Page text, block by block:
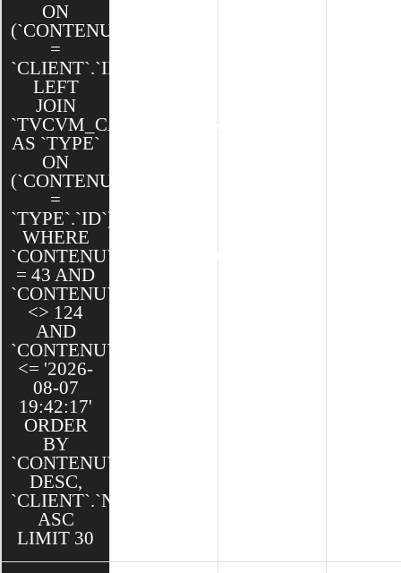
ON
(`CONTENU`.`CLIENT_ID`
=
`CLIENT`.`ID`)
LEFT
JOIN
`TVCVM_CAKE`.`TYPES`
AS `TYPE`
ON
(`CONTENU`.`TYPE_ID`
=
`TYPE`.`ID`)
WHERE
`CONTENU`.`CLIENT_ID`
= 43 AND
`CONTENU`.`ID`
<> 124
AND
`CONTENU`.`DATE`
<= '2026-
08-07
19:42:17'
ORDER
BY
`CONTENU`.`CREATED`
DESC,
`CLIENT`.`NOM`
ASC
LIMIT 30